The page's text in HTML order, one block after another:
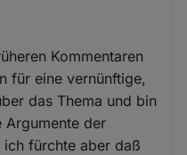
Kommentaren
für eine vernünftige,
das Thema und bin
Argumente der
ich fürchte aber daß